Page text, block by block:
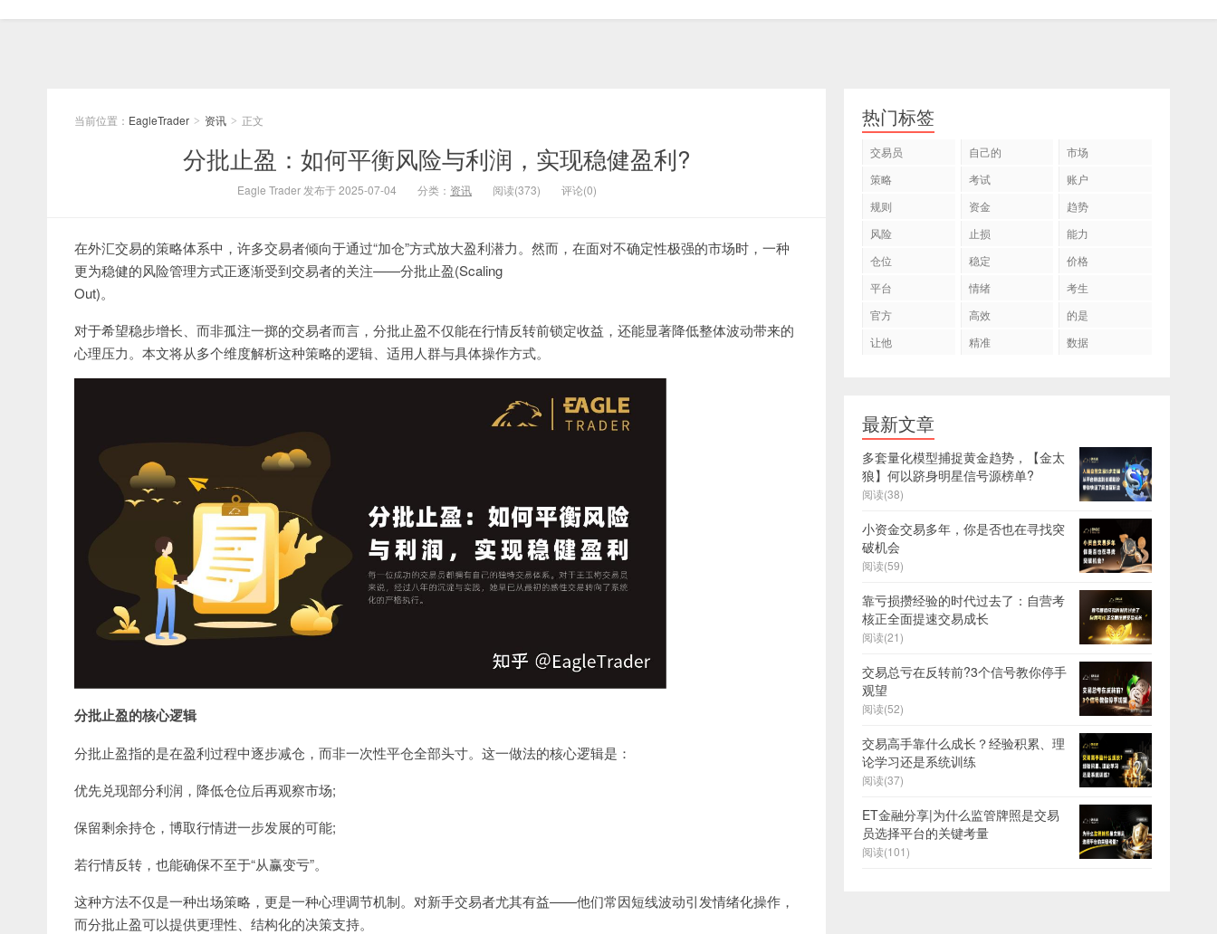
当前位置： EagleTrader > 资讯 > 正文
分批止盈：如何平衡风险与利润，实现稳健盈利?
Eagle Trader 发布于 2025-07-04 分类： 资讯 阅读(373) 评论(0)
在外汇交易的策略体系中，许多交易者倾向于通过“加仓”方式放大盈利潜力。然而，在面对不确定性极强的市场时，一种
更为稳健的风险管理方式正逐渐受到交易者的关注——分批止盈(Scaling
Out)。
对于希望稳步增长、而非孤注一掷的交易者而言，分批止盈不仅能在行情反转前锁定收益，还能显著降低整体波动带来的
心理压力。本文将从多个维度解析这种策略的逻辑、适用人群与具体操作方式。
分批止盈的核心逻辑
分批止盈指的是在盈利过程中逐步减仓，而非一次性平仓全部头寸。这一做法的核心逻辑是：
优先兑现部分利润，降低仓位后再观察市场;
保留剩余持仓，博取行情进一步发展的可能;
若行情反转，也能确保不至于“从赢变亏”。
这种方法不仅是一种出场策略，更是一种心理调节机制。对新手交易者尤其有益——他们常因短线波动引发情绪化操作，
而分批止盈可以提供更理性、结构化的决策支持。
热门标签
交易员 自己的
市场
策略
考试
账户
规则
资金
趋势
风险
止损
能力
仓位
稳定
价格
平台
情绪
考生
官方
高效
的是
让他
精准 数据
最新文章
多套量化模型捕捉黄金趋势，【金太
狼】何以跻身明星信号源榜单?
阅读(38)
小资金交易多年，你是否也在寻找突
破机会
阅读(59)
靠亏损攒经验的时代过去了：自营考
核正全面提速交易成长
阅读(21)
交易总亏在反转前?3个信号教你停手
观望
阅读(52)
交易高手靠什么成长？经验积累、理
论学习还是系统训练
阅读(37)
ET金融分享|为什么监管牌照是交易
员选择平台的关键考量
阅读(101)